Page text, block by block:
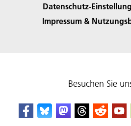
Datenschutz-
Impressum &
Besuchen Sie